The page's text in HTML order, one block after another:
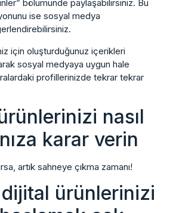
bölümünde paylaşabilirsiniz. Bu
ise sosyal medya
için oluşturduğunuz içerikleri
sosyal medyaya uygun hale
profillerinizde tekrar tekrar
nasıl
karar verin
artık sahneye çıkma zamanı!
ürünlerinizi